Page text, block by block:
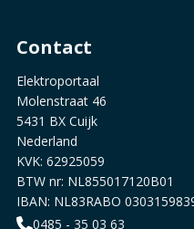
Contact
Elektroportaal
Molenstraat 46
5431 BX Cuijk
Nederland
KVK: 62925059
BTW nr: NL855017120B01
IBAN: NL83RABO
0485 - 35 03 63